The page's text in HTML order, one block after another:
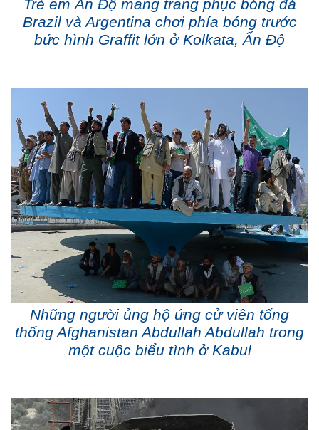
Trẻ em Ấn Độ mang trang phục bóng đá
Brazil và Argentina chơi phía bóng trước
bức hình Graffit lớn ở Kolkata, Ấn Độ
Những người ủng hộ ứng cử viên tổng
thống Afghanistan Abdullah Abdullah trong
một cuộc biểu tình ở Kabul